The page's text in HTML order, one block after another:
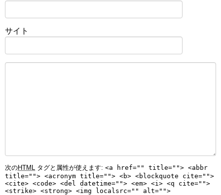
サイト
次のHTML タグと属性が使えます: <a href="" title=""> <abbr
title=""> <acronym title=""> <b> <blockquote cite="">
<cite> <code> <del datetime=""> <em> <i> <q cite="">
<strike> <strong> <img localsrc="" alt="">